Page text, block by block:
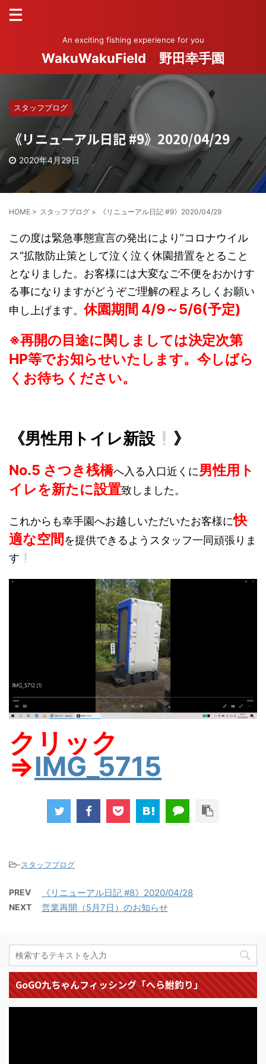
An exciting fishing experience for you
WakuWakuField 野田幸手園
スタッフブログ
《リニューアル日記 #9》2020/04/29
2020年4月29日
HOME > スタッフブログ > 《リニューアル日記 #9》2020/04/29
この度は緊急事態宣言の発出により”コロナウイル
ス“拡散防止策として泣く泣く休園措置をとること
となりました。お客様には大変なご不便をおかけす
る事になりますがどうぞご理解の程よろしくお願い
申し上げます。休園期間 4/9～5/6(予定)
※再開の目途に関しましては決定次第
HP等でお知らせいたします。 今しばら
くお待ちください。
《男性用トイレ新設 》
No.5 さつき桟橋へ入る入口近くに男性用ト
イレを新たに設置致しました。
これからも幸手園へお越しいただいたお客様に快
適な空間 を提供できるようスタッフ一同頑張りま
す
クリック
⇒IMG_5715
-スタッフブログ
PREV 《リニューアル日記 #8》2020/04/28
NEXT 営業再開（5月7日）のお知らせ
GoGO九ちゃんフィッシング「へら鮒釣り」